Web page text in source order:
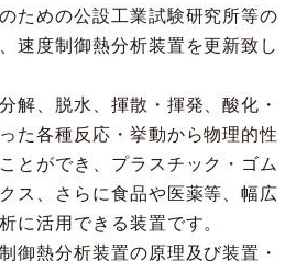
ための公設工業試験研究所等の
速度制御熱分析装置を更新致し
解、脱水、揮散・揮発、酸化・
た各種反応・挙動から物理的性
とができ、プラスチック・ゴム
ス、さらに食品や医薬等、幅広
に活用できる装置です。
御熱分析装置の原理及び装置・